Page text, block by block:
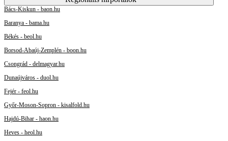
Bács-Kiskun - baon.hu
Baranya - bama.hu
Békés - beol.hu
Borsod-Abaúj-Zemplén - boon.hu
Csongrád - delmagyar.hu
Dunaújváros - duol.hu
Fejér - feol.hu
Győr-Moson-Sopron - kisalfold.hu
Hajdú-Bihar - haon.hu
Heves - heol.hu